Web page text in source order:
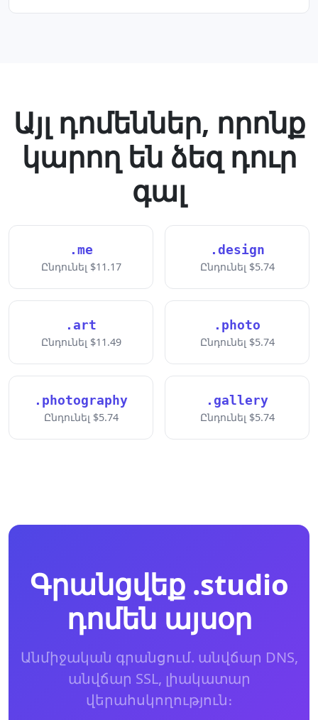
Այլ դոմեններ, որոնք
կարող են ձեզ դուր
գալ
.me
Ընդունել $11.17
.design
Ընդունել $5.74
.art
Ընդունել $11.49
.photo
Ընդունել $5.74
.photography
Ընդունել $5.74
.gallery
Ընդունել $5.74
Գրանցվեք .studio
դոմեն այսօր
Անմիջական գրանցում. անվճար DNS,
անվճար SSL, լիակատար
վերահսկողություն։